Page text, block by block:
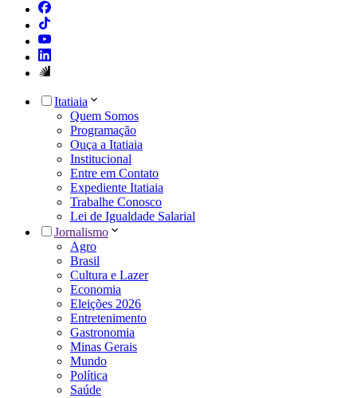
Itatiaia
Quem Somos
Programação
Ouça a Itatiaia
Institucional
Entre em Contato
Expediente Itatiaia
Trabalhe Conosco
Lei de Igualdade Salarial
Jornalismo
Agro
Brasil
Cultura e Lazer
Economia
Eleições 2026
Entretenimento
Gastronomia
Minas Gerais
Mundo
Política
Saúde